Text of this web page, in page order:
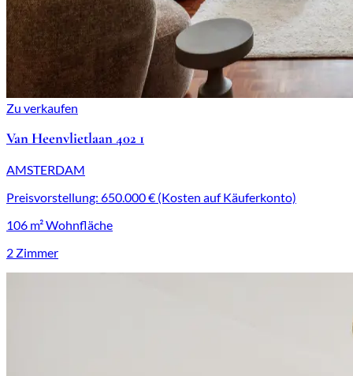
Zu verkaufen
Van Heenvlietlaan 402 1
AMSTERDAM
Preisvorstellung: 650.000 € (Kosten auf Käuferkonto)
106 m² Wohnfläche
2 Zimmer